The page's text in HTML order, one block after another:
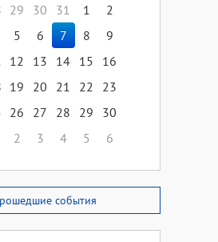
29 30 31 1
2
5 6 7 8
9
12 13 14 15
16
19 20 21 22
23
26 27 28 29
30
2 3 4 5 6
события